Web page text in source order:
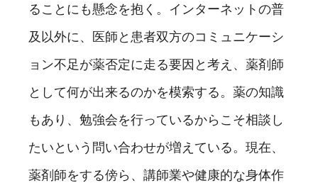
ることにも懸念を抱く。インターネットの普
及以外に、医師と患者双方のコミュニケーシ
ョン不足が薬否定に走る要因と考え、薬剤師
として何が出来るのかを模索する。薬の知識
もあり、勉強会を行っているからこそ相談し
たいという問い合わせが増えている。現在、
薬剤師をする傍ら、講師業や健康的な身体作